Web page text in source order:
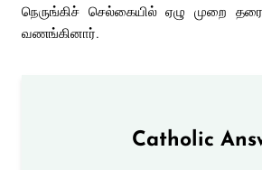
நெருங்கிச் செல்கையில் ஏழு முறை
வணங்கினார்.
Catholic